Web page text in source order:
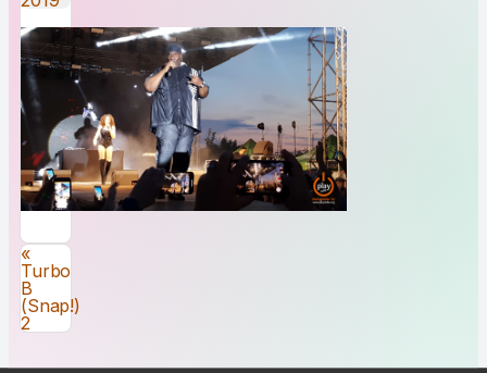
Navigare în articole
«
Turbo
B
(Snap!)
2